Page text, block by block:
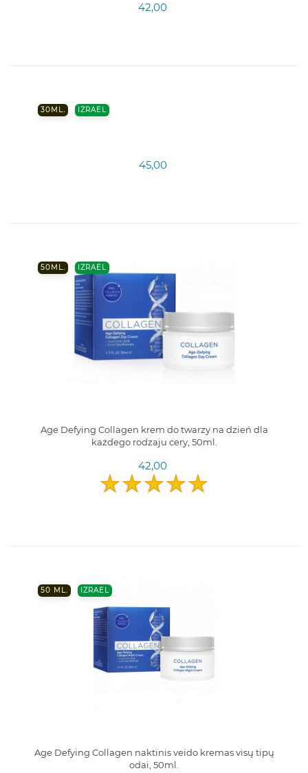
42,00
30ML. IZRAEL
45,00
50ML. IZRAEL
Age Defying Collagen krem do twarzy na dzień dla
każdego rodzaju cery, 50ml.
42,00
50 ML. IZRAEL
Age Defying Collagen naktinis veido kremas visų tipų
odai, 50ml.